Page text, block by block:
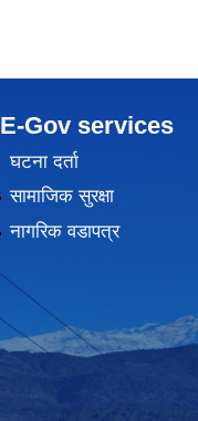
E-Gov services
घटना दर्ता
सामाजिक सुरक्षा
नागरिक वडापत्र